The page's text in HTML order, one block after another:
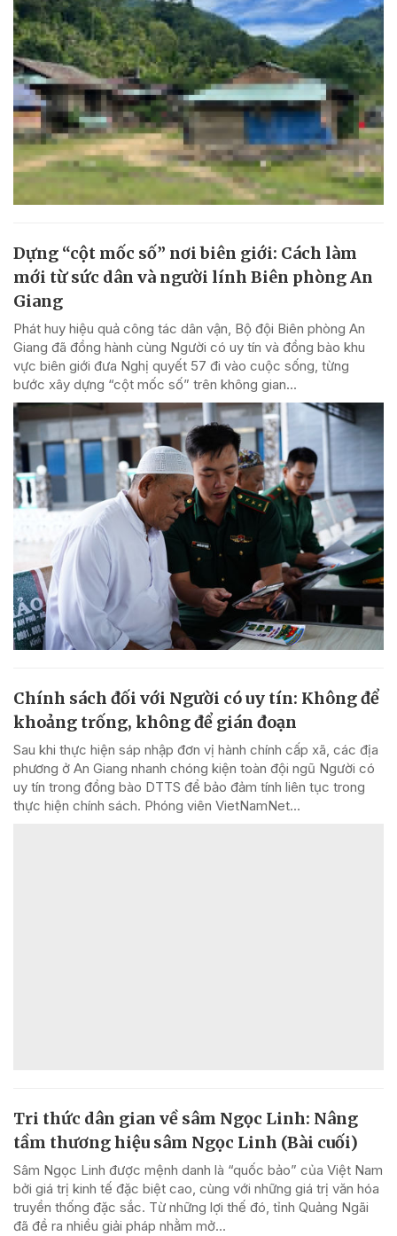
Dựng “cột mốc số” nơi biên giới: Cách làm
mới từ sức dân và người lính Biên phòng An
Giang
Phát huy hiệu quả công tác dân vận, Bộ đội Biên phòng An
Giang đã đồng hành cùng Người có uy tín và đồng bào khu
vực biên giới đưa Nghị quyết 57 đi vào cuộc sống, từng
bước xây dựng “cột mốc số” trên không gian...
Chính sách đối với Người có uy tín: Không để
khoảng trống, không để gián đoạn
Sau khi thực hiện sáp nhập đơn vị hành chính cấp xã, các địa
phương ở An Giang nhanh chóng kiện toàn đội ngũ Người có
uy tín trong đồng bào DTTS để bảo đảm tính liên tục trong
thực hiện chính sách. Phóng viên VietNamNet...
Tri thức dân gian về sâm Ngọc Linh: Nâng
tầm thương hiệu sâm Ngọc Linh (Bài cuối)
Sâm Ngọc Linh được mệnh danh là “quốc bảo” của Việt Nam
bởi giá trị kinh tế đặc biệt cao, cùng với những giá trị văn hóa
truyền thống đặc sắc. Từ những lợi thế đó, tỉnh Quảng Ngãi
đã đề ra nhiều giải pháp nhằm mở...